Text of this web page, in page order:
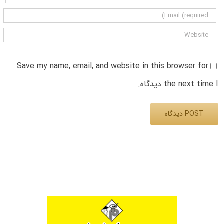
Save my name, email, and website in this browser for
the next time I دیدگاه.